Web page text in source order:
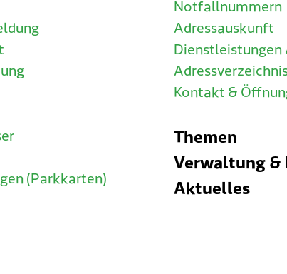
(Parkkarten)
Notfallnummern
Adressauskunft
Dienstleistungen
Kontakt &
Themen
Verwaltung
Aktuelles